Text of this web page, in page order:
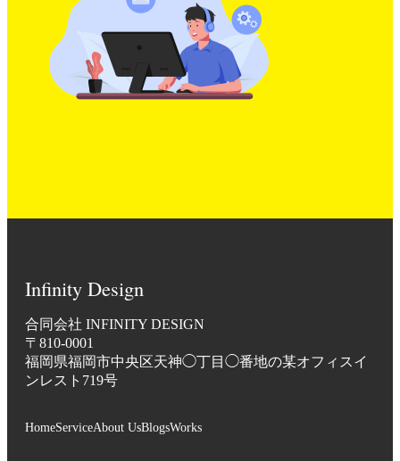
Infinity Design
合同会社 INFINITY DESIGN
〒810-0001
福岡県福岡市中央区天神◯丁目◯番地の某オフィスイ
ンレスト719号
HomeServiceAbout UsBlogsWorks